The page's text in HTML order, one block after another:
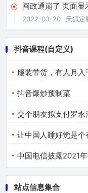
闽政通崩了 页面显
2022-03-20 天狐定
抖音课程(自定义)
服装带货，有人月
抖音爆炒预制菜
交个朋友拟支付罗永浩
让中国人睡好觉是个
中国电信披露2021年
站点信息集合